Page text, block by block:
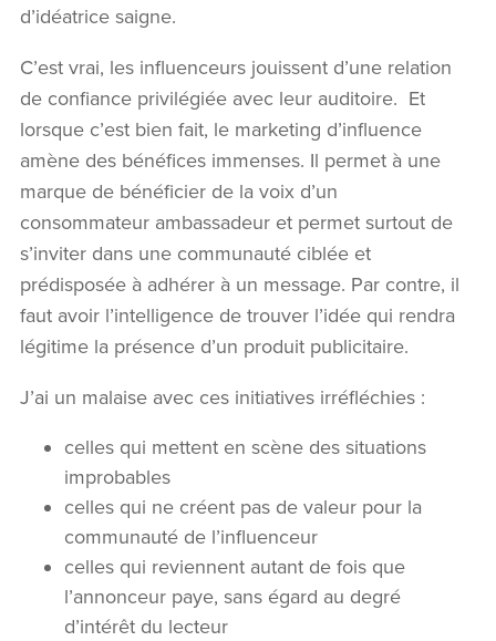
d’idéatrice saigne.
C’est vrai, les influenceurs jouissent d’une relation
de confiance privilégiée avec leur auditoire. Et
lorsque c’est bien fait, le marketing d’influence
amène des bénéfices immenses. Il permet à une
marque de bénéficier de la voix d’un
consommateur ambassadeur et permet surtout de
s’inviter dans une communauté ciblée et
prédisposée à adhérer à un message. Par contre, il
faut avoir l’intelligence de trouver l’idée qui rendra
légitime la présence d’un produit publicitaire.
J’ai un malaise avec ces initiatives irréfléchies :
celles qui mettent en scène des situations
improbables
celles qui ne créent pas de valeur pour la
communauté de l’influenceur
celles qui reviennent autant de fois que
l’annonceur paye, sans égard au degré
d’intérêt du lecteur